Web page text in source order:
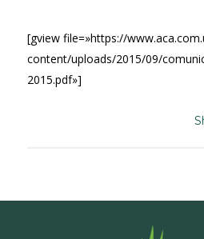
[gview file=»https://
content/uploads/2015/09/
2015.pdf»]